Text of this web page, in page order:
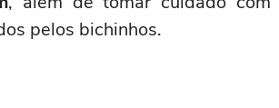
pelos bichinhos.